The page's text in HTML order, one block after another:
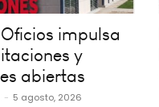
impulsa
y
abiertas
- 5 agosto, 2026